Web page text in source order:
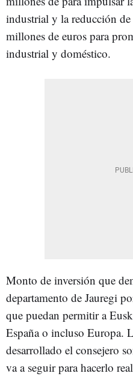
industrial y la reducción
millones de euros para
industrial y doméstico.
Monto de inversión que
departamento de Jauregi
que puedan permitir a
España o incluso Europa.
desarrollado el consejero
va a seguir para hacerlo